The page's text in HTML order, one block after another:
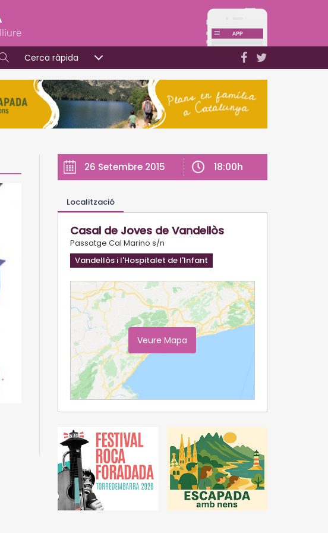
Cerca ràpida
26 Setembre 2015 18:00h
Localització
Casal de Joves de Vandellòs
Passatge Cal Marino s/n
Vandellòs i l'Hospitalet de l'Infant
Veure Mapa